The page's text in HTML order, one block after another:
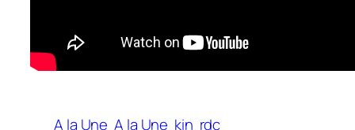
A la Une A la Une kin rdc